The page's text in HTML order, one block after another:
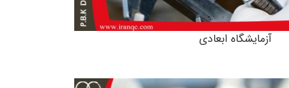
آزمایشگاه ابعادی